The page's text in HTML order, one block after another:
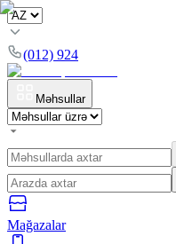
(012) 924
Məhsullar
Mağazalar